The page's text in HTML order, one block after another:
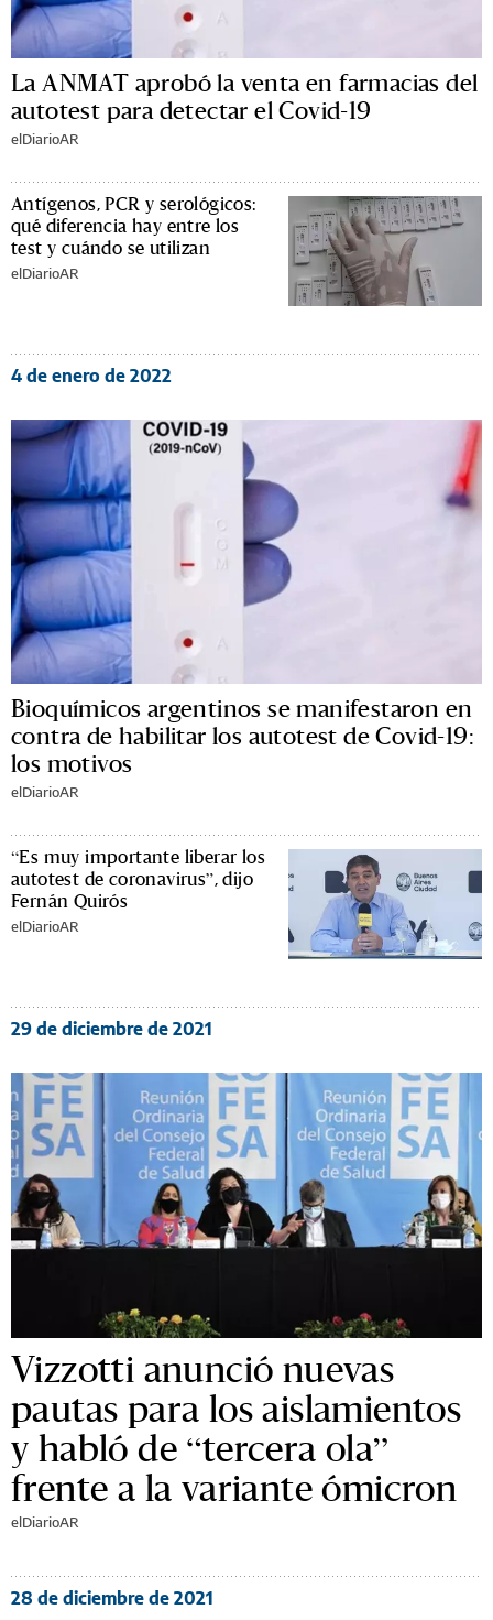
La ANMAT aprobó la venta en farmacias del
autotest para detectar el Covid-19
elDiarioAR
Antígenos, PCR y serológicos:
qué diferencia hay entre los
test y cuándo se utilizan
elDiarioAR
4 de enero de 2022
Bioquímicos argentinos se manifestaron en
contra de habilitar los autotest de Covid-19:
los motivos
elDiarioAR
“Es muy importante liberar los
autotest de coronavirus”, dijo
Fernán Quirós
elDiarioAR
29 de diciembre de 2021
Vizzotti anunció nuevas
pautas para los aislamientos
y habló de “tercera ola”
frente a la variante ómicron
elDiarioAR
28 de diciembre de 2021